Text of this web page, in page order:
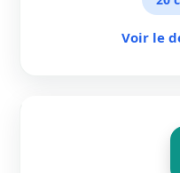
Voir le